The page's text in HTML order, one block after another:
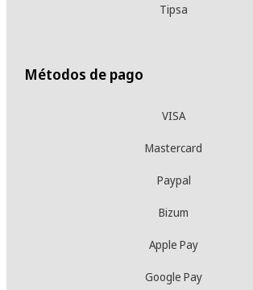
Tipsa
Métodos de pago
VISA
Mastercard
Paypal
Bizum
Apple Pay
Google Pay